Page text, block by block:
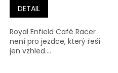
5,0
hvězdiček.
DETAIL
Royal Enfield Café Racer
není pro jezdce, který řeší
jen vzhled....